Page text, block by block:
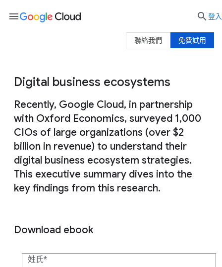
Digital business ecosystems
Recently, Google Cloud, in partnership
with Oxford Economics, surveyed 1,000
CIOs of large organizations (over $2
billion in revenue) to understand their
digital business ecosystem strategies.
This executive summary dives into the
key findings from this research.
Download ebook
姓氏
menu  登入
免費試用
聯絡我們